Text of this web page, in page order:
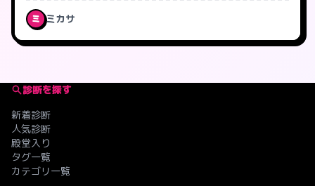
ミ ミカサ
診断を探す
新着診断
人気診断
殿堂入り
タグ一覧
カテゴリ一覧